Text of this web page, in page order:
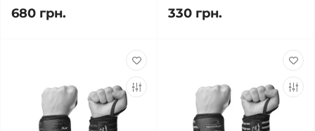
680 грн. 330 грн.